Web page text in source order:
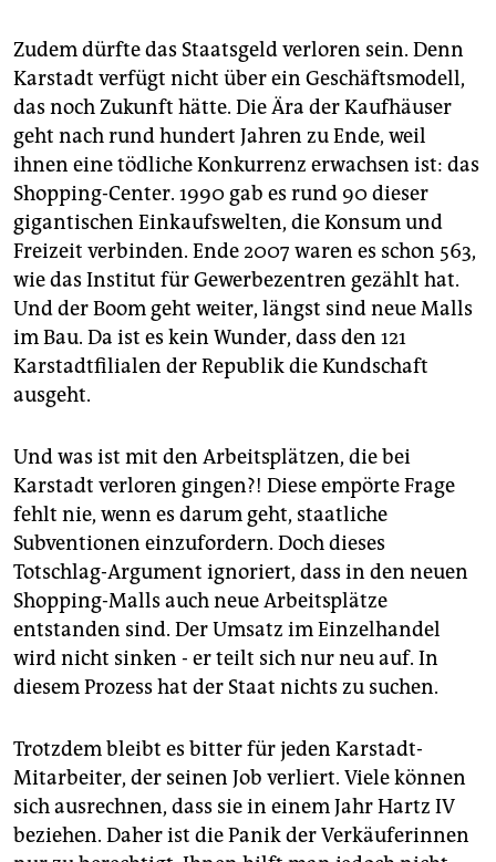
Zudem dürfte das Staatsgeld verloren sein. Denn
Karstadt verfügt nicht über ein Geschäftsmodell,
das noch Zukunft hätte. Die Ära der Kaufhäuser
geht nach rund hundert Jahren zu Ende, weil
ihnen eine tödliche Konkurrenz erwachsen ist: das
Shopping-Center. 1990 gab es rund 90 dieser
gigantischen Einkaufswelten, die Konsum und
Freizeit verbinden. Ende 2007 waren es schon 563,
wie das Institut für Gewerbezentren gezählt hat.
Und der Boom geht weiter, längst sind neue Malls
im Bau. Da ist es kein Wunder, dass den 121
Karstadtfilialen der Republik die Kundschaft
ausgeht.
Und was ist mit den Arbeitsplätzen, die bei
Karstadt verloren gingen?! Diese empörte Frage
fehlt nie, wenn es darum geht, staatliche
Subventionen einzufordern. Doch dieses
Totschlag-Argument ignoriert, dass in den neuen
Shopping-Malls auch neue Arbeitsplätze
entstanden sind. Der Umsatz im Einzelhandel
wird nicht sinken - er teilt sich nur neu auf. In
diesem Prozess hat der Staat nichts zu suchen.
Trotzdem bleibt es bitter für jeden Karstadt-
Mitarbeiter, der seinen Job verliert. Viele können
sich ausrechnen, dass sie in einem Jahr Hartz IV
beziehen. Daher ist die Panik der Verkäuferinnen